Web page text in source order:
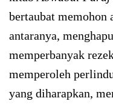
bertaubat memohon
antaranya,
memperbanyak
memperoleh
yang diharapkan,